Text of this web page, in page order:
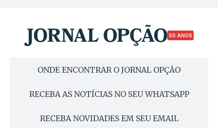
50 ANOS
ONDE ENCONTRAR O JORNAL OPÇÃO
RECEBA AS NOTÍCIAS NO SEU WHATSAPP
RECEBA NOVIDADES EM SEU EMAIL